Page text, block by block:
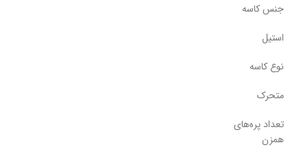
جنس کاسه
استیل
نوع کاسه
متحرک
تعداد پره‌های
همزن